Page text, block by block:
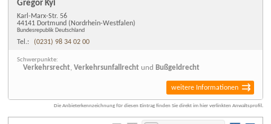
Gregor Kyi
Karl-Marx-Str. 56
44141 Dortmund (Nordrhein-Westfalen)
Bundesrepublik Deutschland
Tel.: (0231) 98 34 02 00
Schwerpunkte:
Verkehrsrecht,Verkehrsunfallrecht und Bußgeldrecht
weitere Informationen
Die Anbieterkennzeichnung für diesen Eintrag finden Sie direkt im hier verlinkten Anwaltsprofil.